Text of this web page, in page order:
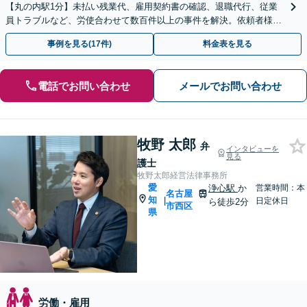
【丸の内駅1分】未払い残業代、雇用契約書の確認、退職代行、従業
員トラブルなど、労使合わせて数百件以上の事件を解決。依頼者様の
強い味方になります。残業代のセミナー講師の経験多数！
事例を見る(17件) 料金表を見る
電話でお問い合わせ メールでお問い合わせ
牧野 太郎 弁
護士
インタビューを
見る
牧野太郎経営法律事務所
愛
知
県
|
名古屋
市西区
浄心駅 か
ら徒歩2分
営業時間：本
日定休日
労働・雇用